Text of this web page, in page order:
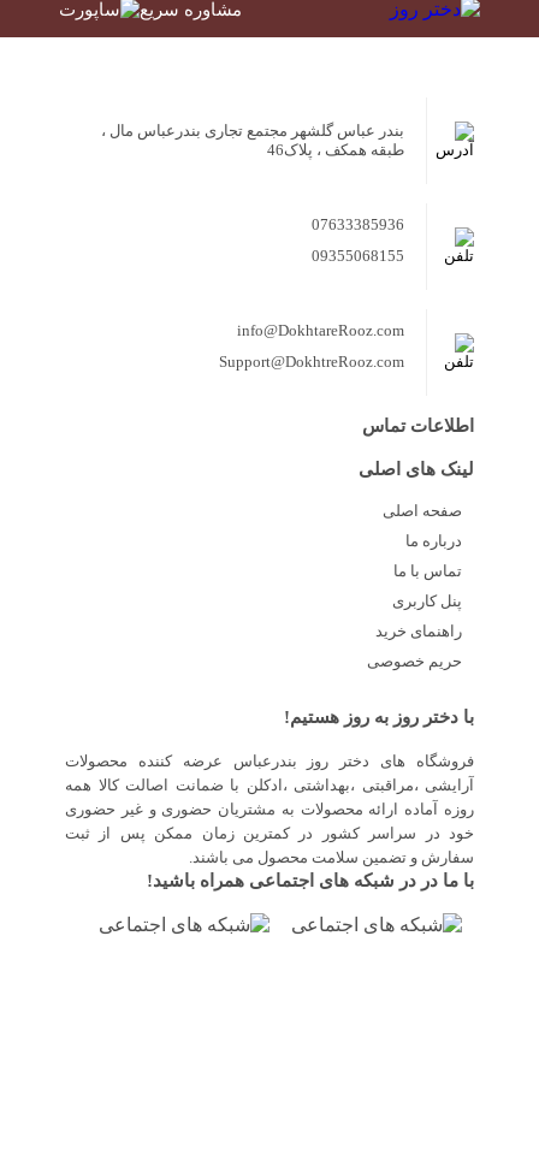
مشاوره سریع
بندر عباس گلشهر مجتمع تجاری بندرعباس مال ،
طبقه همکف ، پلاک46
07633385936
09355068155
info@DokhtareRooz.com
Support@DokhtreRooz.com
اطلاعات تماس
لینک های اصلی
صفحه اصلی
درباره ما
تماس با ما
پنل کاربری
راهنمای خرید
حریم خصوصی
با دختر روز به روز هستیم!
فروشگاه های دختر روز بندرعباس عرضه کننده محصولات
آرایشی ،مراقبتی ،بهداشتی ،ادکلن با ضمانت اصالت کالا همه
روزه آماده ارائه محصولات به مشتریان حضوری و غیر حضوری
خود در سراسر کشور در کمترین زمان ممکن پس از ثبت
سفارش و تضمین سلامت محصول می باشند.
با ما در در شبکه های اجتماعی همراه باشید!